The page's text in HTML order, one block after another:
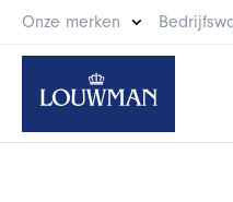
Onze merken